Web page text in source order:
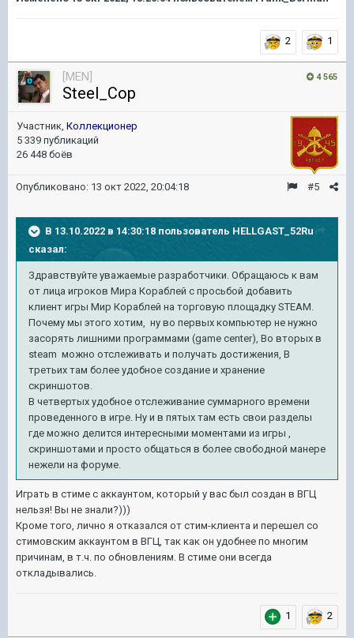
2 1
4 565
[MEN]
Steel_Cop
Участник, Коллекционер
5 339 публикаций
26 448 боёв
#5
Опубликовано: 13 окт 2022, 20:04:18
В 13.10.2022 в 14:30:18 пользователь HELLGAST_52Ru
сказал:
Здравствуйте уважаемые разработчики. Обращаюсь к вам
от лица игроков Мира Кораблей с просьбой добавить
клиент игры Мир Кораблей на торговую площадку STEAM.
Почему мы этого хотим, ну во первых компьютер не нужно
засорять лишними программами (game center), Во вторых в
steam можно отслеживать и получать достижения, В
третьих там более удобное создание и хранение
скриншотов.
В четвертых удобное отслеживание суммарного времени
проведенного в игре. Ну и в пятых там есть свои разделы
где можно делится интересными моментами из игры ,
скриншотами и просто общаться в более свободной манере
нежели на форуме.
Играть в стиме с аккаунтом, который у вас был создан в ВГЦ
нельзя! Вы не знали?)))
Кроме того, лично я отказался от стим-клиента и перешел со
стимовским аккаунтом в ВГЦ, так как он удобнее по многим
причинам, в т.ч. по обновлениям. В стиме они всегда
откладывались.
1 2